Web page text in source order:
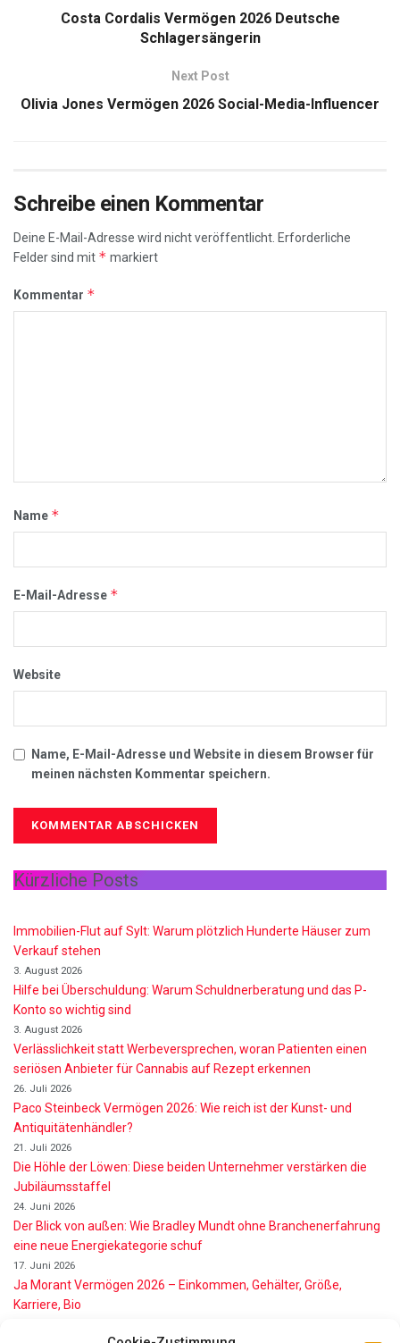
Costa Cordalis Vermögen 2026 Deutsche
Schlagersängerin
Next Post
Olivia Jones Vermögen 2026 Social-Media-Influencer
Schreibe einen Kommentar
Deine E-Mail-Adresse wird nicht veröffentlicht. Erforderliche
Felder sind mit * markiert
Kommentar *
Name *
E-Mail-Adresse *
Website
Name, E-Mail-Adresse und Website in diesem Browser für
meinen nächsten Kommentar speichern.
Kürzliche Posts
Immobilien-Flut auf Sylt: Warum plötzlich Hunderte Häuser zum
Verkauf stehen
3. August 2026
Hilfe bei Überschuldung: Warum Schuldnerberatung und das P-
Konto so wichtig sind
3. August 2026
Verlässlichkeit statt Werbeversprechen, woran Patienten einen
seriösen Anbieter für Cannabis auf Rezept erkennen
26. Juli 2026
Paco Steinbeck Vermögen 2026: Wie reich ist der Kunst- und
Antiquitätenhändler?
21. Juli 2026
Die Höhle der Löwen: Diese beiden Unternehmer verstärken die
Jubiläumsstaffel
24. Juni 2026
Der Blick von außen: Wie Bradley Mundt ohne Branchenerfahrung
eine neue Energiekategorie schuf
17. Juni 2026
Ja Morant Vermögen 2026 – Einkommen, Gehälter, Größe,
Karriere, Bio